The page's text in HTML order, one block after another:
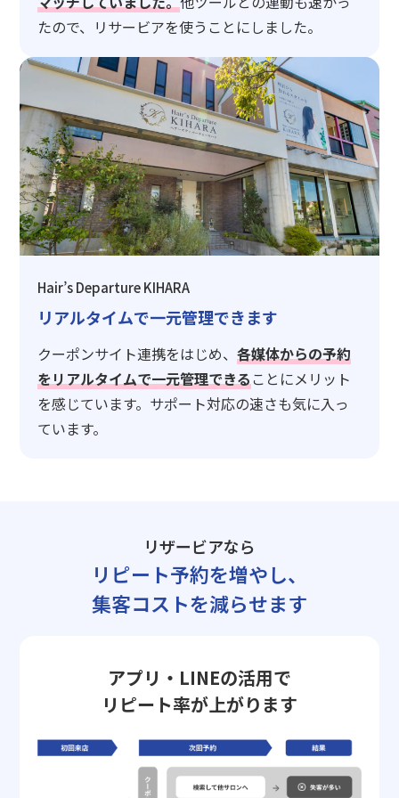
たので、リサービアを使うことにしました。
Hair’s Departure KIHARA
リアルタイムで一元管理できます
クーポンサイト連携をはじめ、各媒体からの予約
をリアルタイムで一元管理できる ことにメリット
を感じています。サポート対応の速さも気に入っ
ています。
リザービアなら
リピート予約を増やし、
集客コストを減らせます
アプリ・LINEの活用で
リピート率が上がります